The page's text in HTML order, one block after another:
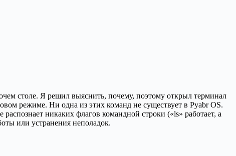
столе. Я решил выяснить, почему, поэтому открыл терминал
режиме. Ни одна из этих команд не существует в Pyabr OS.
никаких флагов командной строки («ls» работает, а
или устранения неполадок.